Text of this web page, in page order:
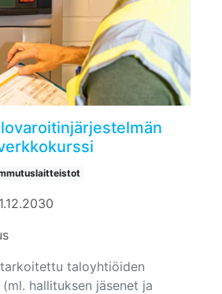
taloyhtiöiden
hallituksen jäsenet ja